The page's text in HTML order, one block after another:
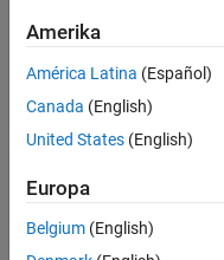
Business Model Team
Finance and Operations
Human Resources
Derzeit
es
keine
offenen
Stellen,
Ihren
Suchkriterien
entsprechen.
Amerika
América Latina (Español)
Canada (English)
United States (English)
Europa
Belgium (English)